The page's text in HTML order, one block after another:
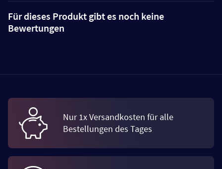
Für dieses Produkt gibt es noch keine
Bewertungen
Nur 1x Versandkosten für alle
Bestellungen des Tages